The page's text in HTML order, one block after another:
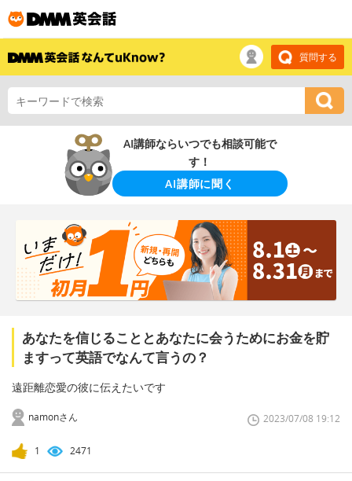
質問する
AI講師ならいつでも相談可能で
す！
AI講師に聞く
あなたを信じることとあなたに会うためにお金を貯
ますって英語でなんて言うの？
遠距離恋愛の彼に伝えたいです
namonさん 2023/07/08 19:12
1 2471